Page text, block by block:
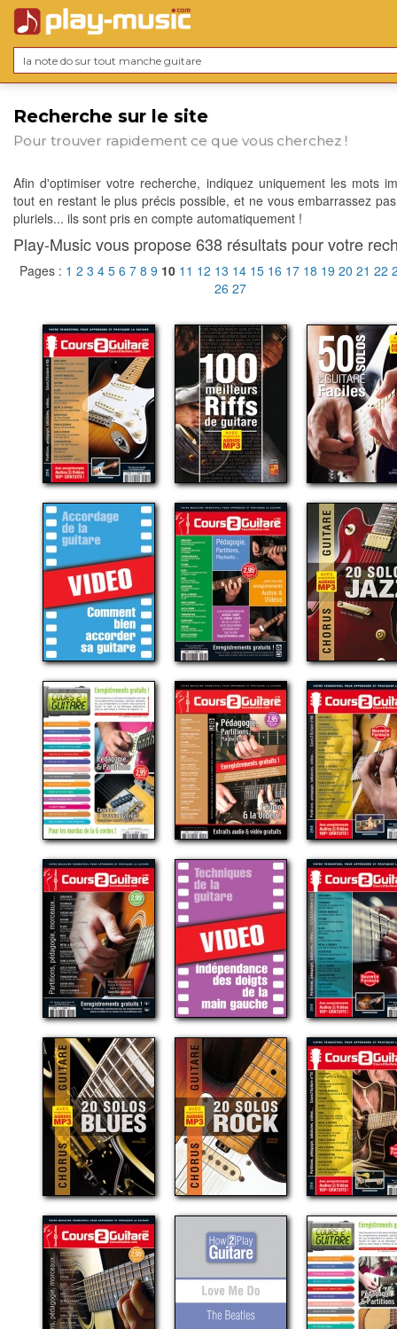
Recherche sur le site
Pour trouver rapidement ce que vous cherchez !
Afin d'optimiser votre recherche, indiquez uniquement les mots
tout en restant le plus précis possible, et ne vous embarrassez
pluriels... ils sont pris en compte automatiquement !
Play-Music vous propose 638 résultats pour votre
Pages : 1 2 3 4 5 6 7 8 9 10 11 12 13 14 15 16 17 18 19 20 21 22
26 27